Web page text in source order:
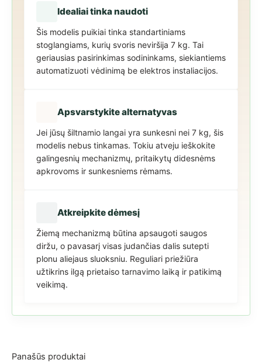
Idealiai tinka naudoti
Šis modelis puikiai tinka standartiniams
stoglangiams, kurių svoris neviršija 7 kg. Tai
geriausias pasirinkimas sodininkams, siekiantiems
automatizuoti vėdinimą be elektros instaliacijos.
Apsvarstykite alternatyvas
Jei jūsų šiltnamio langai yra sunkesni nei 7 kg, šis
modelis nebus tinkamas. Tokiu atveju ieškokite
galingesnių mechanizmų, pritaikytų didesnėms
apkrovoms ir sunkesniems rėmams.
Atkreipkite dėmesį
Žiemą mechanizmą būtina apsaugoti saugos
diržu, o pavasarį visas judančias dalis sutepti
plonu aliejaus sluoksniu. Reguliari priežiūra
užtikrins ilgą prietaiso tarnavimo laiką ir patikimą
veikimą.
Panašūs produktai